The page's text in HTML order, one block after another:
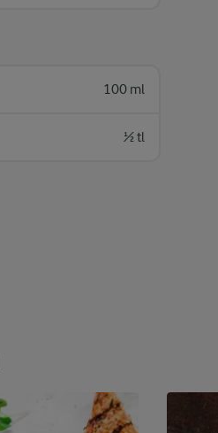
100 ml
½ tl